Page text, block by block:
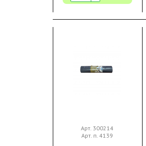
Арт. 300214
Арт. п. 4139